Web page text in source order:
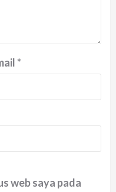
*
web saya pada